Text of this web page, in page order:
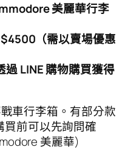
美麗華行李
（需以賣場優惠
LINE 購物購買獲得
車行李箱。有部分款
前可以先詢問確
美麗華)